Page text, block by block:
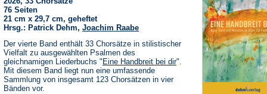
76 Seiten
21 cm x 29,7 cm, geheftet
Hrsg.: Patrick Dehm, Joachim Raabe
Der vierte Band enthält 33 Chorsätze in stilistischer
Vielfalt zu ausgewählten Psalmen des
gleichnamigen Liederbuchs " Eine Handbreit bei dir".
Mit diesem Band liegt nun eine umfassende
Sammlung von insgesamt 123 Chorsätzen in vier
Bänden vor.